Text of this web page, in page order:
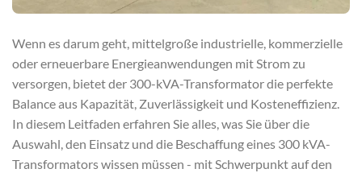
Wenn es darum geht, mittelgroße industrielle, kommerzielle
oder erneuerbare Energieanwendungen mit Strom zu
versorgen, bietet der 300-kVA-Transformator die perfekte
Balance aus Kapazität, Zuverlässigkeit und Kosteneffizienz.
In diesem Leitfaden erfahren Sie alles, was Sie über die
Auswahl, den Einsatz und die Beschaffung eines 300 kVA-
Transformators wissen müssen - mit Schwerpunkt auf den